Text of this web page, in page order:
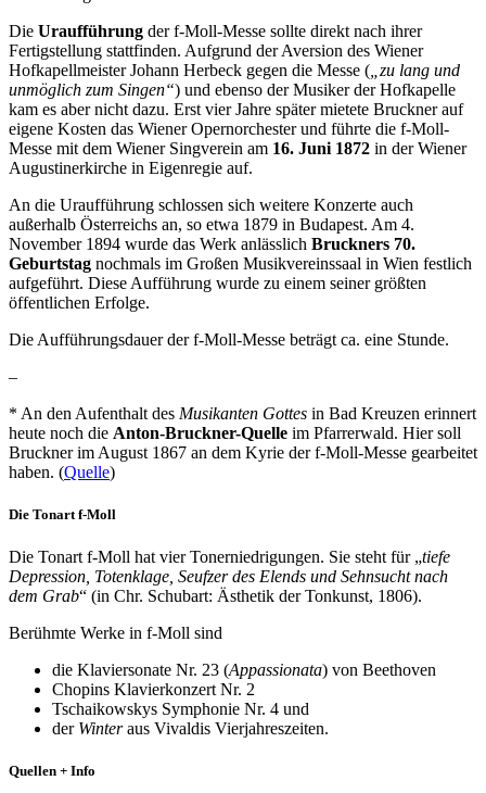
Die Uraufführung der f-Moll-Messe sollte direkt nach ihrer
Fertigstellung stattfinden. Aufgrund der Aversion des Wiener
Hofkapellmeister Johann Herbeck gegen die Messe ( „zu lang und
unmöglich zum Singen“) und ebenso der Musiker der Hofkapelle
kam es aber nicht dazu. Erst vier Jahre später mietete Bruckner auf
eigene Kosten das Wiener Opernorchester und führte die f-Moll-
Messe mit dem Wiener Singverein am 16. Juni 1872 in der Wiener
Augustinerkirche in Eigenregie auf.
An die Uraufführung schlossen sich weitere Konzerte auch
außerhalb Österreichs an, so etwa 1879 in Budapest. Am 4.
November 1894 wurde das Werk anlässlich Bruckners 70.
Geburtstag nochmals im Großen Musikvereinssaal in Wien festlich
aufgeführt. Diese Aufführung wurde zu einem seiner größten
öffentlichen Erfolge.
Die Aufführungsdauer der f-Moll-Messe beträgt ca. eine Stunde.
–
* An den Aufenthalt des Musikanten Gottes in Bad Kreuzen erinnert
heute noch die Anton-Bruckner-Quelle im Pfarrerwald. Hier soll
Bruckner im August 1867 an dem Kyrie der f-Moll-Messe gearbeitet
haben. (Quelle)
Die Tonart f-Moll
Die Tonart f-Moll hat vier Tonerniedrigungen. Sie steht für „tiefe
Depression, Totenklage, Seufzer des Elends und Sehnsucht nach
dem Grab“ (in Chr. Schubart: Ästhetik der Tonkunst, 1806).
Berühmte Werke in f-Moll sind
die Klaviersonate Nr. 23 (Appassionata) von Beethoven
Chopins Klavierkonzert Nr. 2
Tschaikowskys Symphonie Nr. 4 und
der Winter aus Vivaldis Vierjahreszeiten.
Quellen + Info